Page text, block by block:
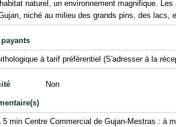
naturel, un environnement magnifique.
niché au milieu des grands pins, des
à tarif préférentiel (S'adresser à la
Non
5 min Centre Commercial de Gujan-Mestras : à